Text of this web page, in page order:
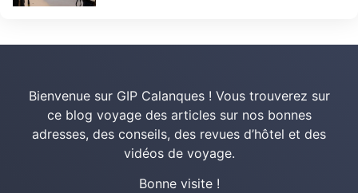
Bienvenue sur GIP Calanques ! Vous trouverez sur
ce blog voyage des articles sur nos bonnes
adresses, des conseils, des revues d’hôtel et des
vidéos de voyage.
Bonne visite !